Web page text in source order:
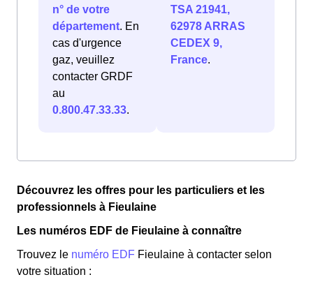
n° de votre
département. En
cas d'urgence
gaz, veuillez
contacter GRDF
au
0.800.47.33.33.
TSA 21941,
62978 ARRAS
CEDEX 9,
France.
Découvrez les offres pour les particuliers et les
professionnels à Fieulaine
Les numéros EDF de Fieulaine à connaître
Trouvez le numéro EDF Fieulaine à contacter selon
votre situation :